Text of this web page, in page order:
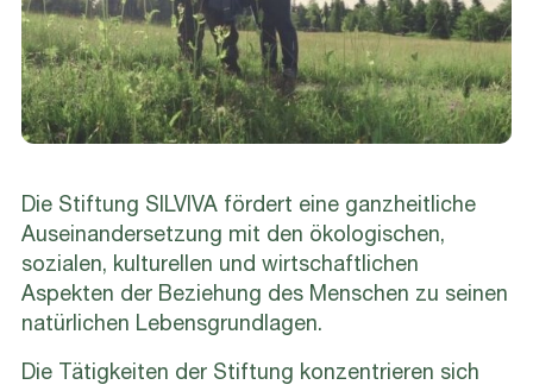
Die Stiftung SILVIVA fördert eine ganzheitliche
Auseinandersetzung mit den ökologischen,
sozialen, kulturellen und wirtschaftlichen
Aspekten der Beziehung des Menschen zu seinen
natürlichen Lebensgrundlagen.
Die Tätigkeiten der Stiftung konzentrieren sich